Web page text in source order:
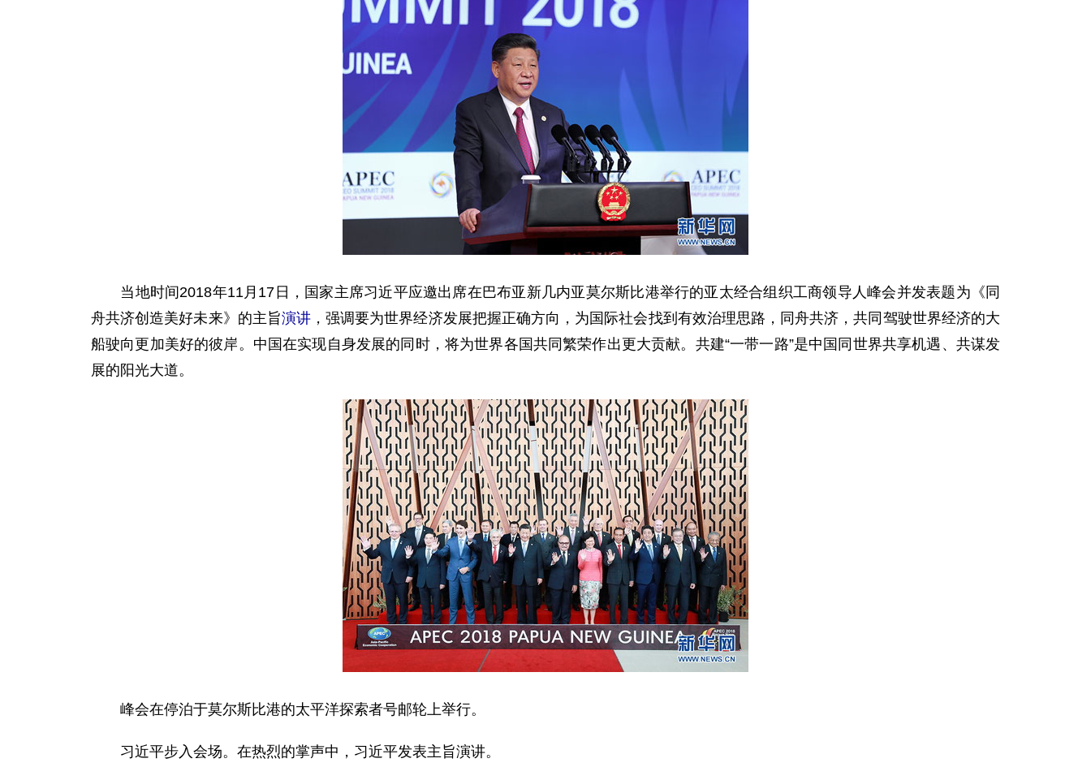
当地时间2018年11月17日，国家主席习近平应邀出席在巴布亚新几内亚莫尔斯比港举行的亚太经合组织工商领导人峰会并发表题为《同
舟共济创造美好未来》的主旨演讲 ，强调要为世界经济发展把握正确方向，为国际社会找到有效治理思路，同舟共济，共同驾驶世界经济的大
船驶向更加美好的彼岸。中国在实现自身发展的同时，将为世界各国共同繁荣作出更大贡献。共建“一带一路”是中国同世界共享机遇、共谋发
展的阳光大道。
峰会在停泊于莫尔斯比港的太平洋探索者号邮轮上举行。
习近平步入会场。在热烈的掌声中，习近平发表主旨演讲。